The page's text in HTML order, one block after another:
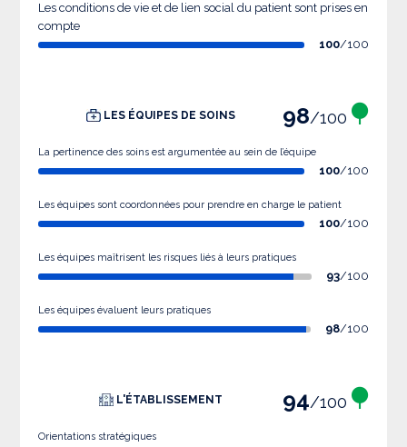
Les conditions de vie et de lien social du patient sont prises en
compte
100/100
LES ÉQUIPES DE SOINS 98/100
La pertinence des soins est argumentée au sein de l’équipe
100/100
Les équipes sont coordonnées pour prendre en charge le patient
100/100
Les équipes maîtrisent les risques liés à leurs pratiques
93/100
Les équipes évaluent leurs pratiques
98/100
L'ÉTABLISSEMENT 94/100
Orientations stratégiques